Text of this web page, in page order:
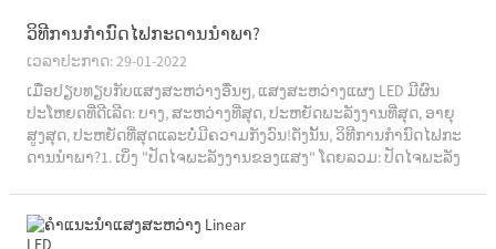
ວິທີການກໍານົດໄຟກະດານນໍາພາ?
ເວລາປະກາດ: 29-01-2022
ເມື່ອປຽບທຽບກັບແສງສະຫວ່າງອື່ນໆ, ແສງສະຫວ່າງແຜງ LED ມີຜົນ
ປະໂຫຍດທີ່ດີເລີດ: ບາງ, ສະຫວ່າງທີ່ສຸດ, ປະຫຍັດພະລັງງານທີ່ສຸດ, ອາຍຸ
ສູງສຸດ, ປະຫຍັດທີ່ສຸດແລະບໍ່ມີຄວາມກັງວົນ!ດັ່ງນັ້ນ, ວິທີການກໍານົດໄຟກະ
ດານນໍາພາ?1. ເບິ່ງ "ປັດໄຈພະລັງງານຂອງແສງ" ໂດຍລວມ: ປັດໄຈພະລັງ